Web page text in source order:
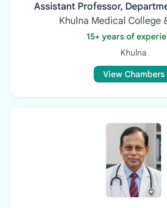
Assistant Professor,
Khulna Medical College
15+ years of
Khulna
View Chambers